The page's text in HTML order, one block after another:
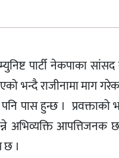
पार्टी नेकपाका सांसद
भन्दै राजीनामा माग
पास हुन्छ ।
आपत्तिजनक छ”
छ ।